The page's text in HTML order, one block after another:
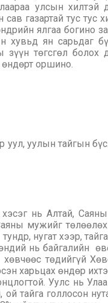
улсын хилтэй
газартай тус тус
ялгаа богино
хувьд ян сарьдаг
төгсгөл
оршино.
уулын тайгын
нь Алтай,
мужийг
нугат хээр,
нь байгалийн
төдийгүй
харьцах өндөр
Уулс нь
тайга голлосон